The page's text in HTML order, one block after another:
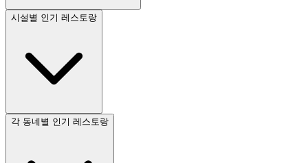
시설별 인기 레스토랑
각 동네별 인기 레스토랑